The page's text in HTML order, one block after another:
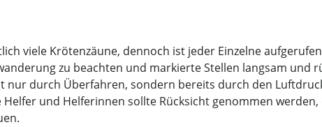
viele Krötenzäune, dennoch ist jeder Einzelne
zu beachten und markierte Stellen langsam und
nur durch Überfahren, sondern bereits durch den
und Helferinnen sollte Rücksicht genommen werden,